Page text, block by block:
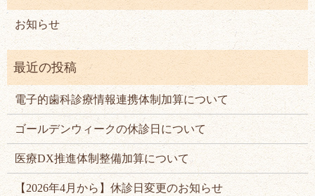
お知らせ
電子的歯科診療情報連携体制加算について
ゴールデンウィークの休診日について
医療DX推進体制整備加算について
【2026年4月から】休診日変更のお知らせ